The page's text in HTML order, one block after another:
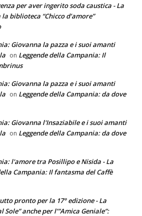
per aver ingerito soda caustica - La
biblioteca “Chicco d’amore”
Giovanna la pazza e i suoi amanti
on Leggende della Campania: Il
Giovanna la pazza e i suoi amanti
on Leggende della Campania: da dove
Giovanna l'Insaziabile e i suoi amanti
on Leggende della Campania: da dove
l'amore tra Posillipo e Nisida - La
Campania: Il fantasma del Caffè
pronto per la 17° edizione - La
Sole” anche per l’”Amica Geniale”: